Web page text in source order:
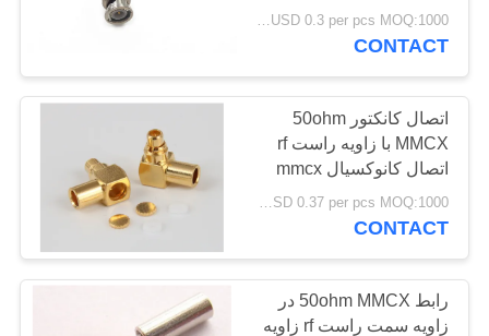
Coax با کابل VSWR 1:
1.30
USD 0.3 per pcs MOQ:1000 عدد
CONTACT
اتصال کانکتور 50ohm
MMCX با زاویه راست rf
اتصال کانوکسیال mmcx
برای اتصال کابل نیمه
فلکس
USD 0.37 per pcs MOQ:1000 عدد
CONTACT
رابط 50ohm MMCX در
زاویه سمت راست rf زاویه